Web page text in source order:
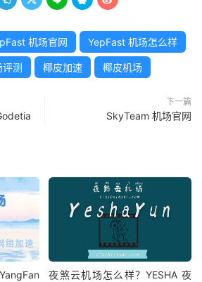
机场官网 YepFast 机场怎么样
测 椰皮加速 椰皮机场
下一篇
SkyTeam 机场官网
夜煞云机场怎么样？YESHA 夜